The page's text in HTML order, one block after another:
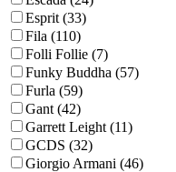
Esprit (33)
Fila (110)
Folli Follie (7)
Funky Buddha (57)
Furla (59)
Gant (42)
Garrett Leight (11)
GCDS (32)
Giorgio Armani (46)